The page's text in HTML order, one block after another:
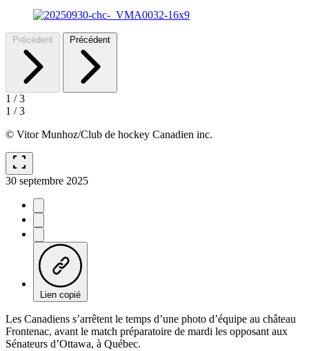
Précédent Précédent
1 /3
1 /3
© Vitor Munhoz/Club de hockey Canadien inc.
fullscreen
30 septembre 2025
Lien copié
Les Canadiens s’arrêtent le temps d’une photo d’équipe au château
Frontenac, avant le match préparatoire de mardi les opposant aux
Sénateurs d’Ottawa, à Québec.